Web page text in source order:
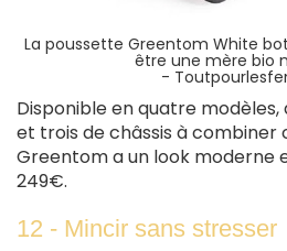
La poussette Greentom White
être une mère bio
-
Disponible en quatre modèles,
et trois de châssis à combiner
Greentom a un look moderne
249€.
12 - Mincir sans stresser